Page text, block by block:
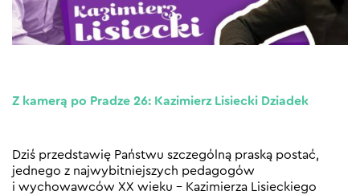
Z kamerą po Pradze 26: Kazimierz Lisiecki Dziadek
Dziś przedstawię Państwu szczególną praską postać,
jednego z najwybitniejszych pedagogów
i wychowawców XX wieku – Kazimierza Lisieckiego